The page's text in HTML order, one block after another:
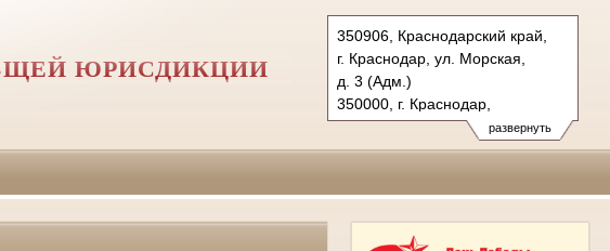
развернуть
350906, Краснодарский край,
г. Краснодар, ул. Морская,
д. 3 (Адм.)
350000, г. Краснодар,
ул. Красная, д.113 (Уг.)
350907, г. Краснодар,
Тел.: (861) 219-24-00
ЮРИСДИКЦИИ